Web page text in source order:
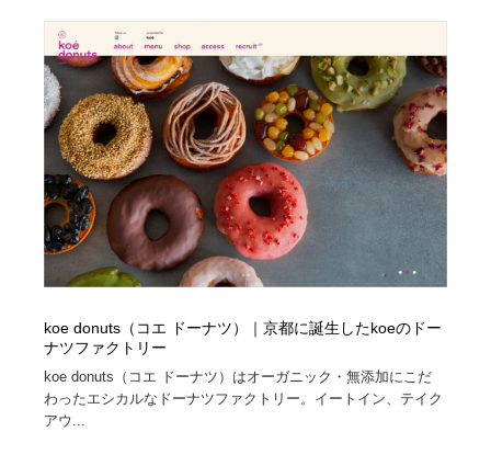
健康・医療・福祉・病院・歯医者・製薬・薬品
金融・銀行・投資・保険・M&A・商社
金融・銀行・投資・保険・M&A・商社
78
起業・事業支援・ボランティア・NPO
起業・事業支援・ボランティア・NPO
8
教育・スクール・保育・幼稚園・小中高・大学・専門学
校
教育・スクール・保育・幼稚園・小中高・大学・専門学
173
システム開発・IT・決済・アプリ・ソフトウェア
テクノロジー・AI・人工知能・スマートホーム・オンラ
イン
日本伝統：着物・織物・舞踊・歌舞伎・茶道・華道・書
道
koe donuts（コエ ドーナツ）｜京都に誕生したkoeのドー
ナツファクトリー
koe donuts（コエ ドーナツ）はオーガニック・無添加にこだ
わったエシカルなドーナツファクトリー。イートイン、テイク
アウ...